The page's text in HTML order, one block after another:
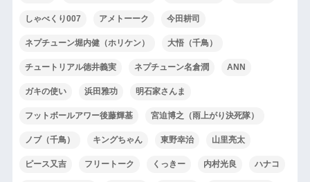
しゃべくり007 アメトーーク 今田耕司
ネプチューン堀内健（ホリケン） 大悟（千鳥）
チュートリアル徳井義実 ネプチューン名倉潤 ANN
ガキの使い 浜田雅功 明石家さんま
フットボールアワー後藤輝基 宮迫博之（雨上がり決死隊）
ノブ（千鳥） キングちゃん 東野幸治 山里亮太
ピース又吉 フリートーク くっきー 内村光良 ハナコ